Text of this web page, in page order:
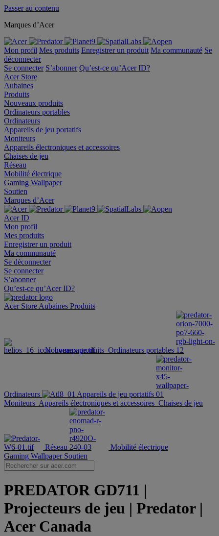
Passer au contenu
Marques d’Acer
Mon profil Mes produits Enregistrer un produit Ma communauté Se
déconnecter
Se connecter S’abonner Qu’est-ce qu’Acer ID?
Acer Store
Aubaines
Produits
Nouveaux produits
Ordinateurs portables
Ordinateurs
Appareils de jeu portatifs
Moniteurs
Appareils électroniques et accessoires
Chaises de jeu
Réseau
Mobilité électrique
Gaming Wallpaper
Soutien
Marques d’Acer
Acer ID
Mon profil
Mes produits
Enregistrer un produit
Ma communauté
Se déconnecter
Se connecter
S’abonner
Qu’est-ce qu’Acer ID?
Acer Store Aubaines Produits
Nouveaux produits Ordinateurs portables
Ordinateurs
Appareils de jeu portatifs
Moniteurs Appareils électroniques et accessoires Chaises de jeu
Réseau
Mobilité électrique
Gaming Wallpaper Soutien
PREDATOR GD711 |
Projecteurs de jeu | Predator |
Acer Canada